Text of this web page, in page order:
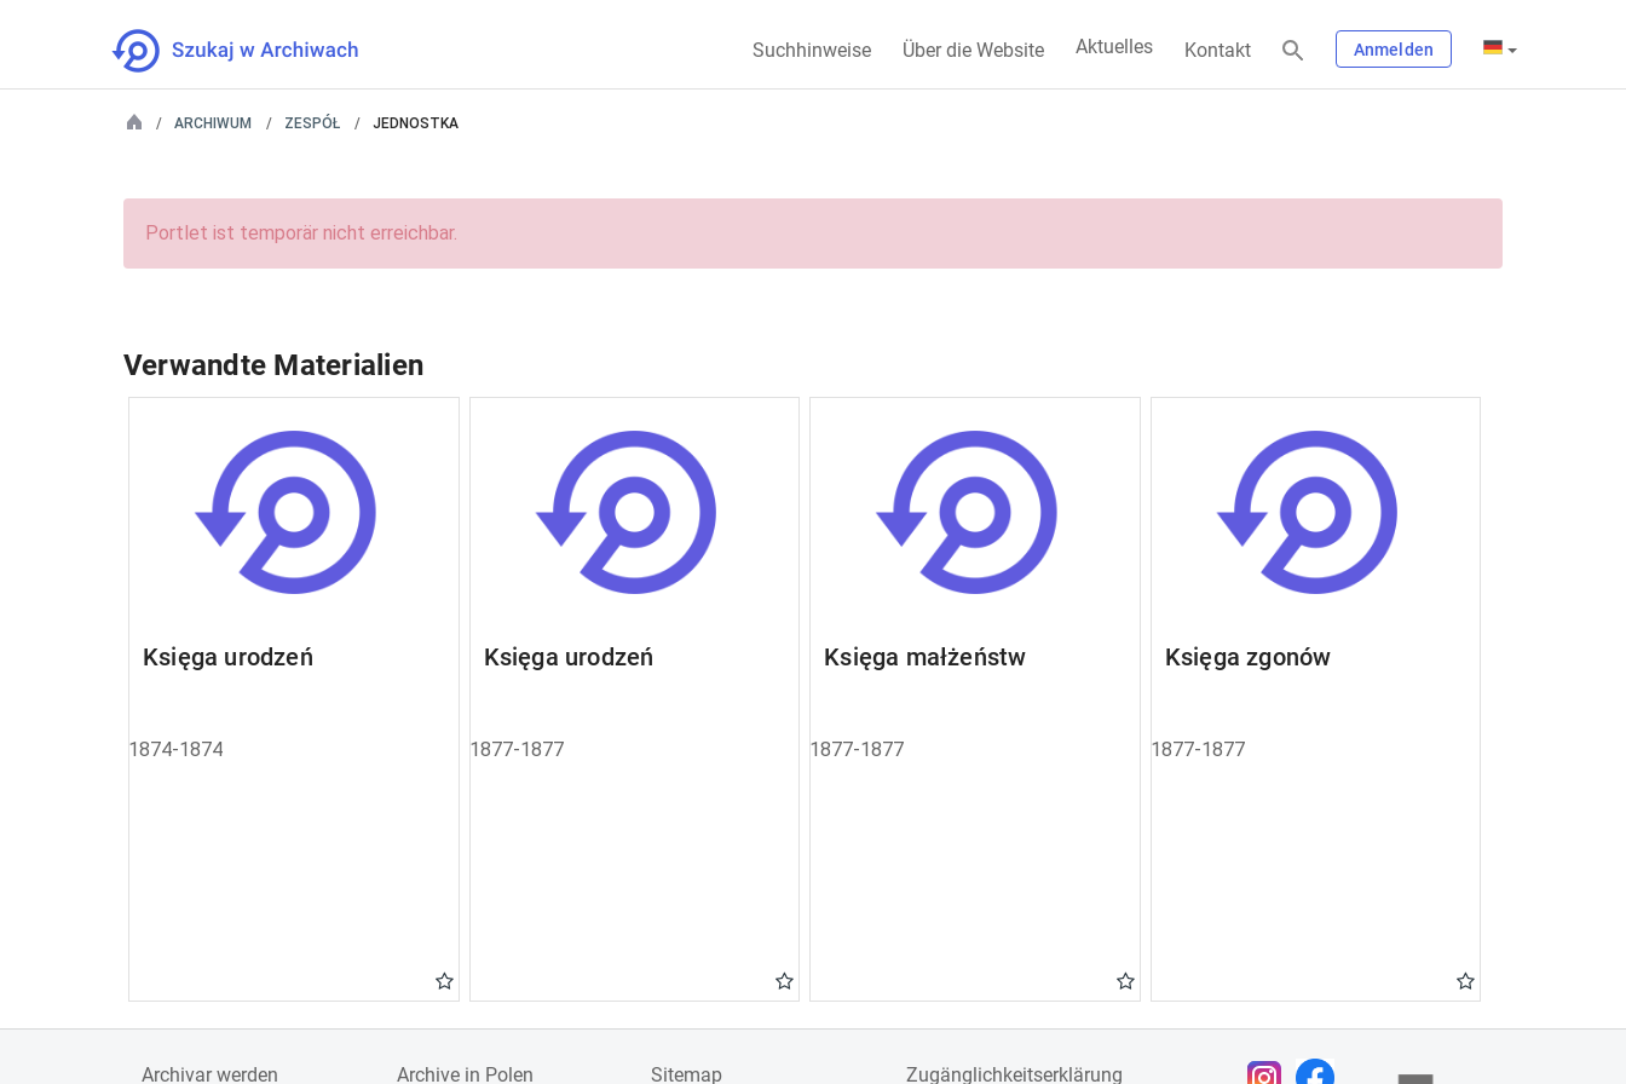
Suchhinweise Über die Website Aktuelles Kontakt Anmelden
ARCHIWUM ZESPÓŁ JEDNOSTKA
Portlet ist temporär nicht erreichbar.
Verwandte Materialien
Księga urodzeń
1874-1874
Księga urodzeń
1877-1877
Księga małżeństw
1877-1877
Księga zgonów
1877-1877
Archivar werden Archive in Polen Sitemap Zugänglichkeitserklärung